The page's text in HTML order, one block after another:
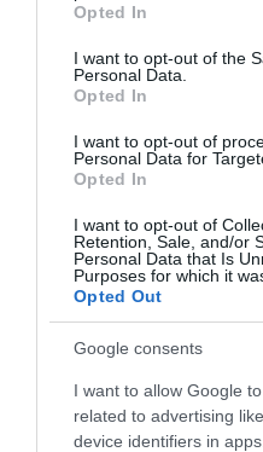
use your data for below
consent section.
Opted In
I want to opt-out of the
Personal Data.
Opted In
I want to opt-out of
Personal Data for
Opted In
I want to opt-out of
Retention, Sale, and/or
Personal Data that Is
Purposes for which it
Opted Out
Google consents
I want to allow Google
related to advertising
device identifiers in apps.
EZ LESZ AZ 5
MARADT MÉG ZÖLD